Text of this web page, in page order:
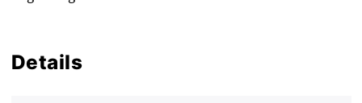
Details